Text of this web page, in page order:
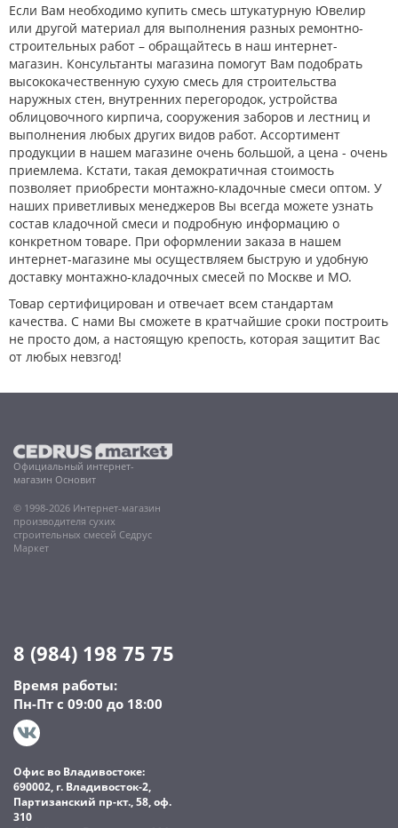
Если Вам необходимо купить смесь штукатурную Ювелир
или другой материал для выполнения разных ремонтно-
строительных работ – обращайтесь в наш интернет-
магазин. Консультанты магазина помогут Вам подобрать
высококачественную сухую смесь для строительства
наружных стен, внутренних перегородок, устройства
облицовочного кирпича, сооружения заборов и лестниц и
выполнения любых других видов работ. Ассортимент
продукции в нашем магазине очень большой, а цена - очень
приемлема. Кстати, такая демократичная стоимость
позволяет приобрести монтажно-кладочные смеси оптом. У
наших приветливых менеджеров Вы всегда можете узнать
состав кладочной смеси и подробную информацию о
конкретном товаре. При оформлении заказа в нашем
интернет-магазине мы осуществляем быструю и удобную
доставку монтажно-кладочных смесей по Москве и МО.
Товар сертифицирован и отвечает всем стандартам
качества. С нами Вы сможете в кратчайшие сроки построить
не просто дом, а настоящую крепость, которая защитит Вас
от любых невзгод!
Официальный интернет-
магазин Основит
© 1998-2026 Интернет-магазин
производителя сухих
строительных смесей Седрус
Маркет
8 (984) 198 75 75
Время работы:
Пн-Пт с 09:00 до 18:00
Офис во Владивостоке:
690002, г. Владивосток-2,
Партизанский пр-кт., 58, оф.
310